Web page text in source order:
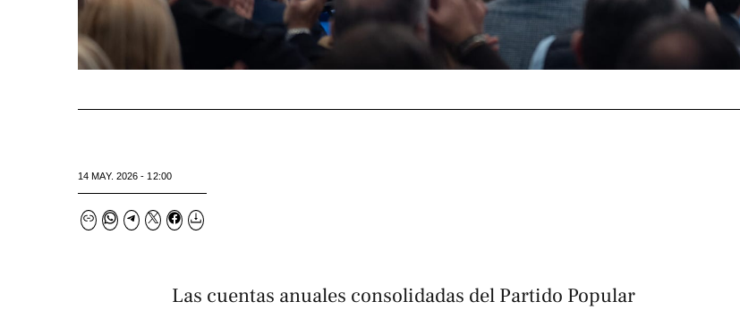
14 MAY. 2026 - 12:00
Las cuentas anuales consolidadas del Partido Popular